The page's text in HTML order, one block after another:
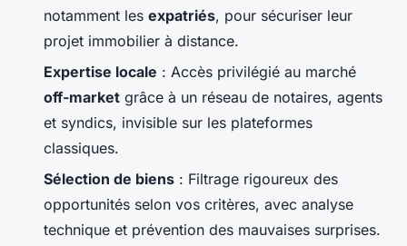
notamment les expatriés, pour sécuriser leur
projet immobilier à distance.
Expertise locale : Accès privilégié au marché
off-market grâce à un réseau de notaires, agents
et syndics, invisible sur les plateformes
classiques.
Sélection de biens : Filtrage rigoureux des
opportunités selon vos critères, avec analyse
technique et prévention des mauvaises surprises.